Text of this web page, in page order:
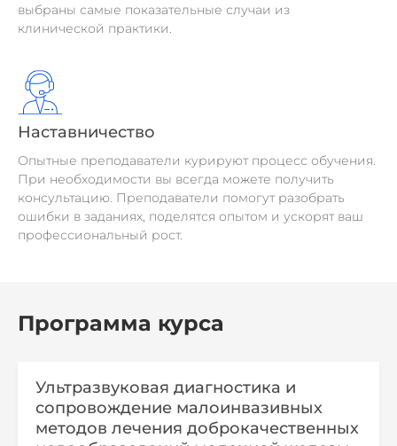
выбраны самые показательные случаи из
клинической практики.
Наставничество
Опытные преподаватели курируют процесс обучения.
При необходимости вы всегда можете получить
консультацию. Преподаватели помогут разобрать
ошибки в заданиях, поделятся опытом и ускорят ваш
профессиональный рост.
Программа курса
Ультразвуковая диагностика и
сопровождение малоинвазивных
методов лечения доброкачественных